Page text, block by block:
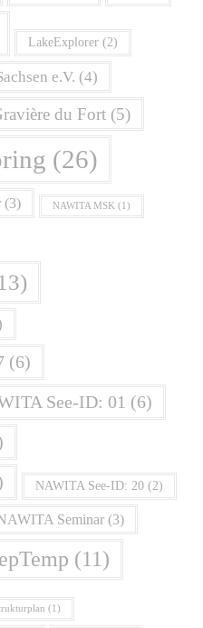
LakeExplorer (2)
e.V. (4)
du Fort (5)
(26)
(3) NAWITA MSK (1)
(6)
See-ID: 01 (6)
NAWITA See-ID: 20 (2)
Seminar (3)
(11)
(1)